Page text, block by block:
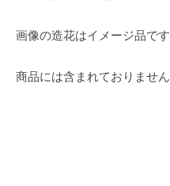
画像の造花はイメージ品です
商品には含まれておりません